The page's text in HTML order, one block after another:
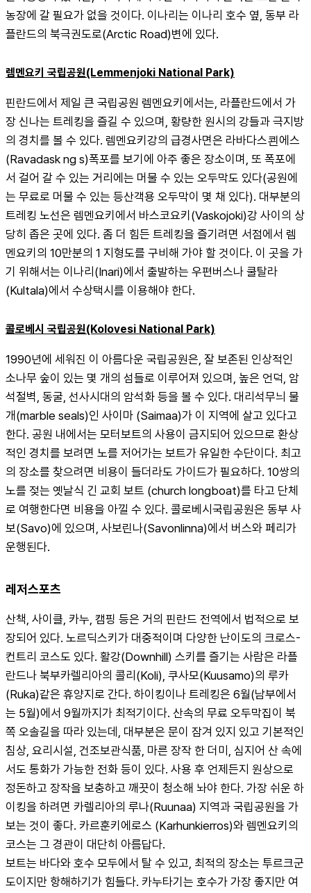
농장에 갈 필요가 없을 것이다. 이나리는 이나리 호수 옆, 동부 라
플란드의 북극권도로(Arctic Road)변에 있다.
렘멘요키 국립공원(Lemmenjoki National Park)
핀란드에서 제일 큰 국립공원 렘멘요키에서는, 라플란드에서 가
장 신나는 트레킹을 즐길 수 있으며, 황량한 원시의 강들과 극지방
의 경치를 볼 수 있다. 렘멘요키강의 급경사면은 라바다스쾬에스
(Ravadask ng s)폭포를 보기에 아주 좋은 장소이며, 또 폭포에
서 걸어 갈 수 있는 거리에는 머물 수 있는 오두막도 있다(공원에
는 무료로 머물 수 있는 등산객용 오두막이 몇 채 있다). 대부분의
트레킹 노선은 렘멘요키에서 바스코요키(Vaskojoki)강 사이의 상
당히 좁은 곳에 있다. 좀 더 힘든 트레킹을 즐기려면 서점에서 렘
멘요키의 10만분의 1 지형도를 구비해 가야 할 것이다. 이 곳을 가
기 위해서는 이나리(Inari)에서 출발하는 우편버스나 쿨탈라
(Kultala)에서 수상택시를 이용해야 한다.
콜로베시 국립공원(Kolovesi National Park)
1990년에 세워진 이 아름다운 국립공원은, 잘 보존된 인상적인
소나무 숲이 있는 몇 개의 섬들로 이루어져 있으며, 높은 언덕, 암
석절벽, 동굴, 선사시대의 암석화 등을 볼 수 있다. 대리석무늬 물
개(marble seals)인 사이마 (Saimaa)가 이 지역에 살고 있다고
한다. 공원 내에서는 모터보트의 사용이 금지되어 있으므로 환상
적인 경치를 보려면 노를 저어가는 보트가 유일한 수단이다. 최고
의 장소를 찾으려면 비용이 들더라도 가이드가 필요하다. 10쌍의
노를 젖는 옛날식 긴 교회 보트 (church longboat)를 타고 단체
로 여행한다면 비용을 아낄 수 있다. 콜로베시국립공원은 동부 사
보(Savo)에 있으며, 사보린나(Savonlinna)에서 버스와 페리가
운행된다.
레저스포츠
산책, 사이클, 카누, 캠핑 등은 거의 핀란드 전역에서 법적으로 보
장되어 있다. 노르딕스키가 대중적이며 다양한 난이도의 크로스-
컨트리 코스도 있다. 활강(Downhill) 스키를 즐기는 사람은 라플
란드나 북부카렐리아의 콜리(Koli), 쿠사모(Kuusamo)의 루카
(Ruka)같은 휴양지로 간다. 하이킹이나 트레킹은 6월(남부에서
는 5월)에서 9월까지가 최적기이다. 산속의 무료 오두막집이 북
쪽 오솔길을 따라 있는데, 대부분은 문이 잠겨 있지 있고 기본적인
침상, 요리시설, 건조보관식품, 마른 장작 한 더미, 심지어 산 속에
서도 통화가 가능한 전화 등이 있다. 사용 후 언제든지 원상으로
정돈하고 장작을 보충하고 깨끗이 청소해 놔야 한다. 가장 쉬운 하
이킹을 하려면 카렐리아의 루나(Ruunaa) 지역과 국립공원을 가
보는 것이 좋다. 카르훈키에로스 (Karhunkierros)와 렘멘요키의
코스는 그 경관이 대단히 아름답다.
보트는 바다와 호수 모두에서 탈 수 있고, 최적의 장소는 투르크군
도이지만 항해하기가 힘들다. 카누타기는 호수가 가장 좋지만 여